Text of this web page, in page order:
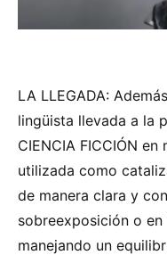
LA LLEGADA:
lingüista llevada a la
CIENCIA FICCIÓN
utilizada como
de manera clara y
sobreexposición o
manejando un